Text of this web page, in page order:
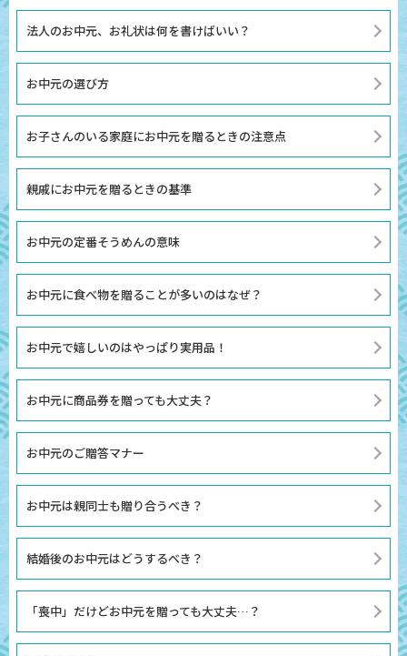
法人のお中元、お礼状は何を書けばいい？
お中元の選び方
お子さんのいる家庭にお中元を贈るときの注意点
親戚にお中元を贈るときの基準
お中元の定番そうめんの意味
お中元に食べ物を贈ることが多いのはなぜ？
お中元で嬉しいのはやっぱり実用品！
お中元に商品券を贈っても大丈夫？
お中元のご贈答マナー
お中元は親同士も贈り合うべき？
結婚後のお中元はどうするべき？
「喪中」だけどお中元を贈っても大丈夫…？